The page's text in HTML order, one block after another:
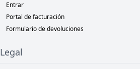
Entrar
Portal de facturación
Formulario de devoluciones
Legal